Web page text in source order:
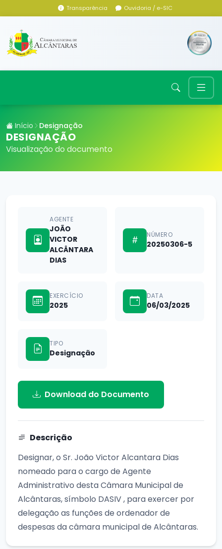
Transparência Ouvidoria / e-SIC
Início Designação
DESIGNAÇÃO
Visualização do documento
AGENTE
JOÃO
VICTOR
ALCÂNTARA
DIAS
NÚMERO
20250306-5
EXERCÍCIO
2025
DATA
06/03/2025
TIPO
Designação
Download do Documento
Descrição
Designar, o Sr. João Victor Alcantara Dias
nomeado para o cargo de Agente
Administrativo desta Câmara Municipal de
Alcântaras, símbolo DASIV , para exercer por
delegação as funções de ordenador de
despesas da câmara municipal de Alcântaras.